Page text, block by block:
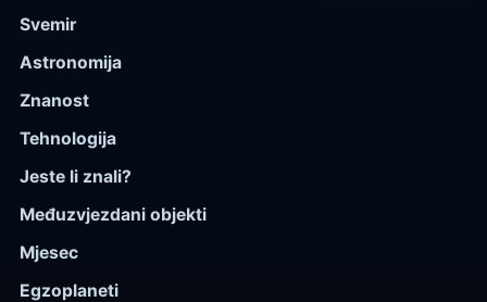
Svemir
Astronomija
Znanost
Tehnologija
Jeste li znali?
Međuzvjezdani objekti
Mjesec
Egzoplaneti